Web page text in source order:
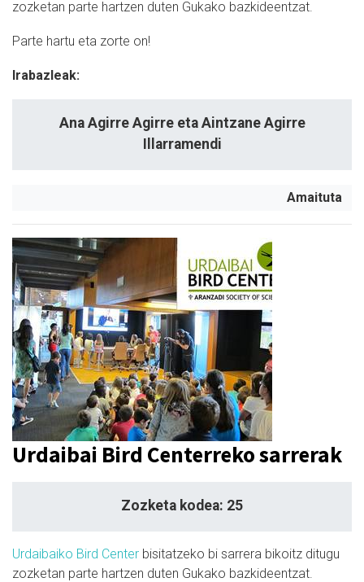
zozketan parte hartzen duten Gukako bazkideentzat.
Parte hartu eta zorte on!
Irabazleak:
Ana Agirre Agirre eta Aintzane Agirre
Illarramendi
Amaituta
Urdaibai Bird Centerreko sarrerak
Zozketa kodea: 25
Urdaibaiko Bird Center bisitatzeko bi sarrera bikoitz ditugu
zozketan parte hartzen duten Gukako bazkideentzat.